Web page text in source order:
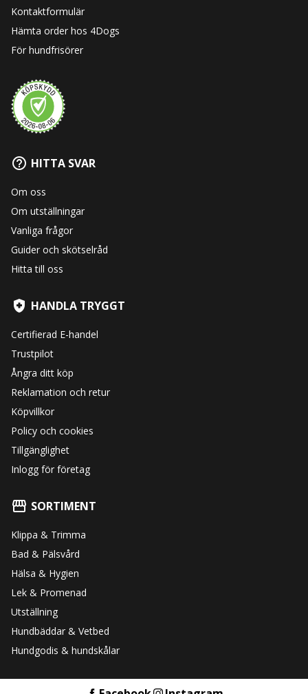
Kontaktformulär
Hämta order hos 4Dogs
För hundfrisörer
HITTA SVAR
Om oss
Om utställningar
Vanliga frågor
Guider och skötselråd
Hitta till oss
HANDLA TRYGGT
Certifierad E-handel
Trustpilot
Ångra ditt köp
Reklamation och retur
Köpvillkor
Policy och cookies
Tillgänglighet
Inlogg för företag
SORTIMENT
Klippa & Trimma
Bad & Pälsvård
Hälsa & Hygien
Lek & Promenad
Utställning
Hundbäddar & Vetbed
Hundgodis & hundskålar